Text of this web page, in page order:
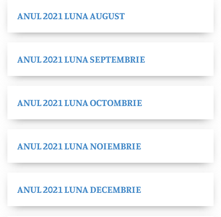
ANUL 2021 LUNA AUGUST
ANUL 2021 LUNA SEPTEMBRIE
ANUL 2021 LUNA OCTOMBRIE
ANUL 2021 LUNA NOIEMBRIE
ANUL 2021 LUNA DECEMBRIE